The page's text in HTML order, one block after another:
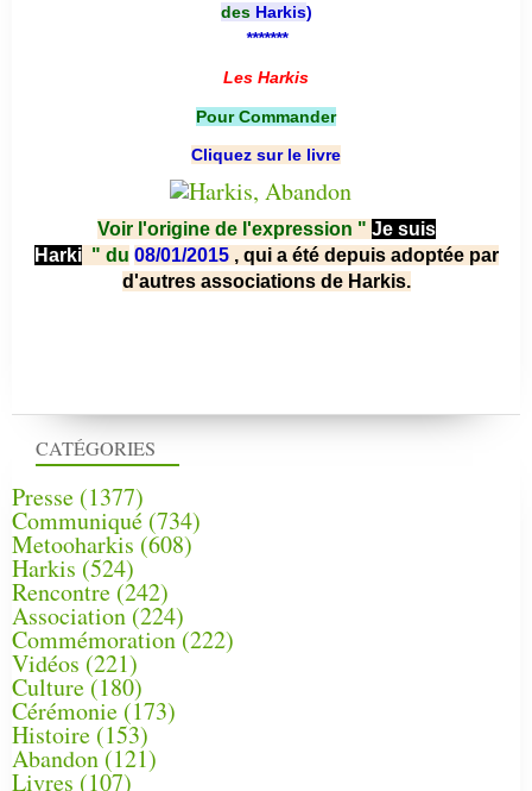
CATÉGORIES
Presse (1377)
Communiqué (734)
Metooharkis (608)
Harkis (524)
Rencontre (242)
Association (224)
Commémoration(222)
Vidéos (221)
Culture(180)
Cérémonie (173)
Histoire (153)
Abandon(121)
Livres (107)
des Harkis)
*******
Les Harkis
Pour Commander
Cliquez sur le livre
Voir l'origine de l'expression " Je suis
Harki " du 08/01/2015 , qui a été depuis adoptée par
d'autres associations de Harkis.